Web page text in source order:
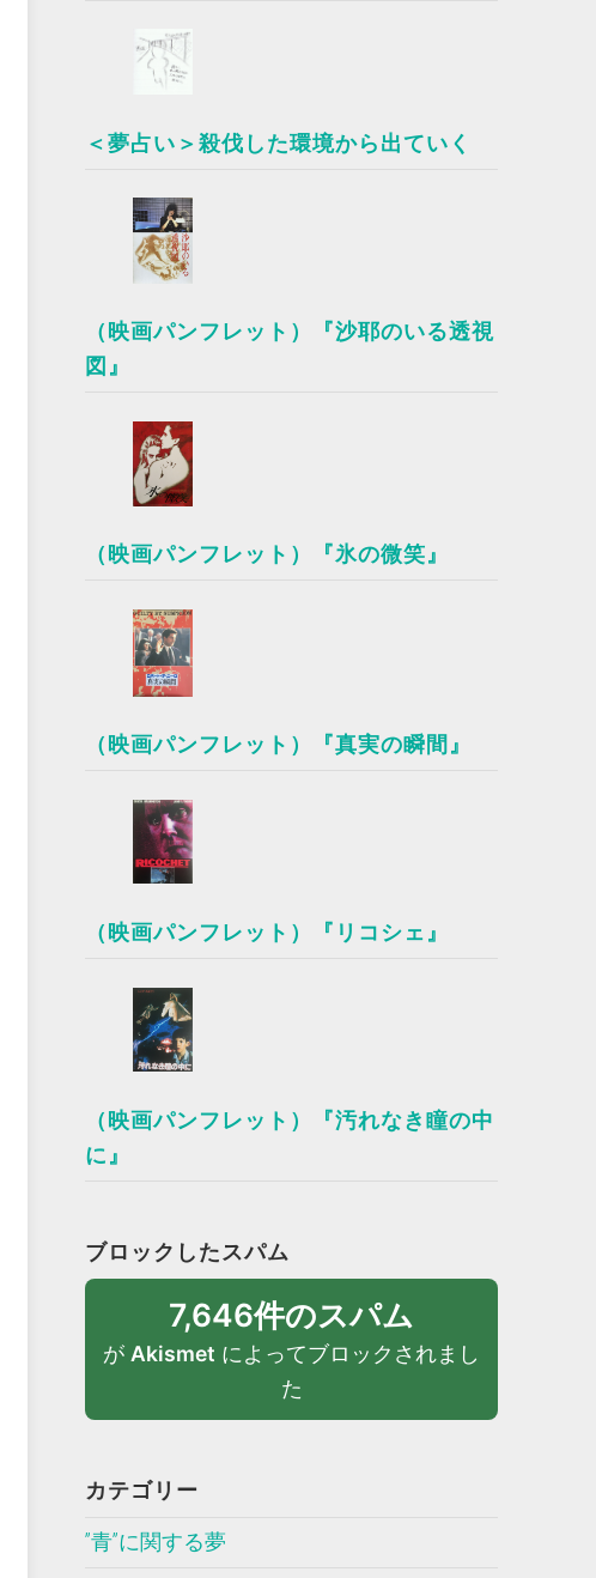
＜夢占い＞殺伐した環境から出ていく
（映画パンフレット）『沙耶のいる透視
図』
（映画パンフレット）『氷の微笑』
（映画パンフレット）『真実の瞬間』
（映画パンフレット）『リコシェ』
（映画パンフレット）『汚れなき瞳の中
に』
ブロックしたスパム
7,646件のスパム
が Akismet によってブロックされまし
た
カテゴリー
”青”に関する夢